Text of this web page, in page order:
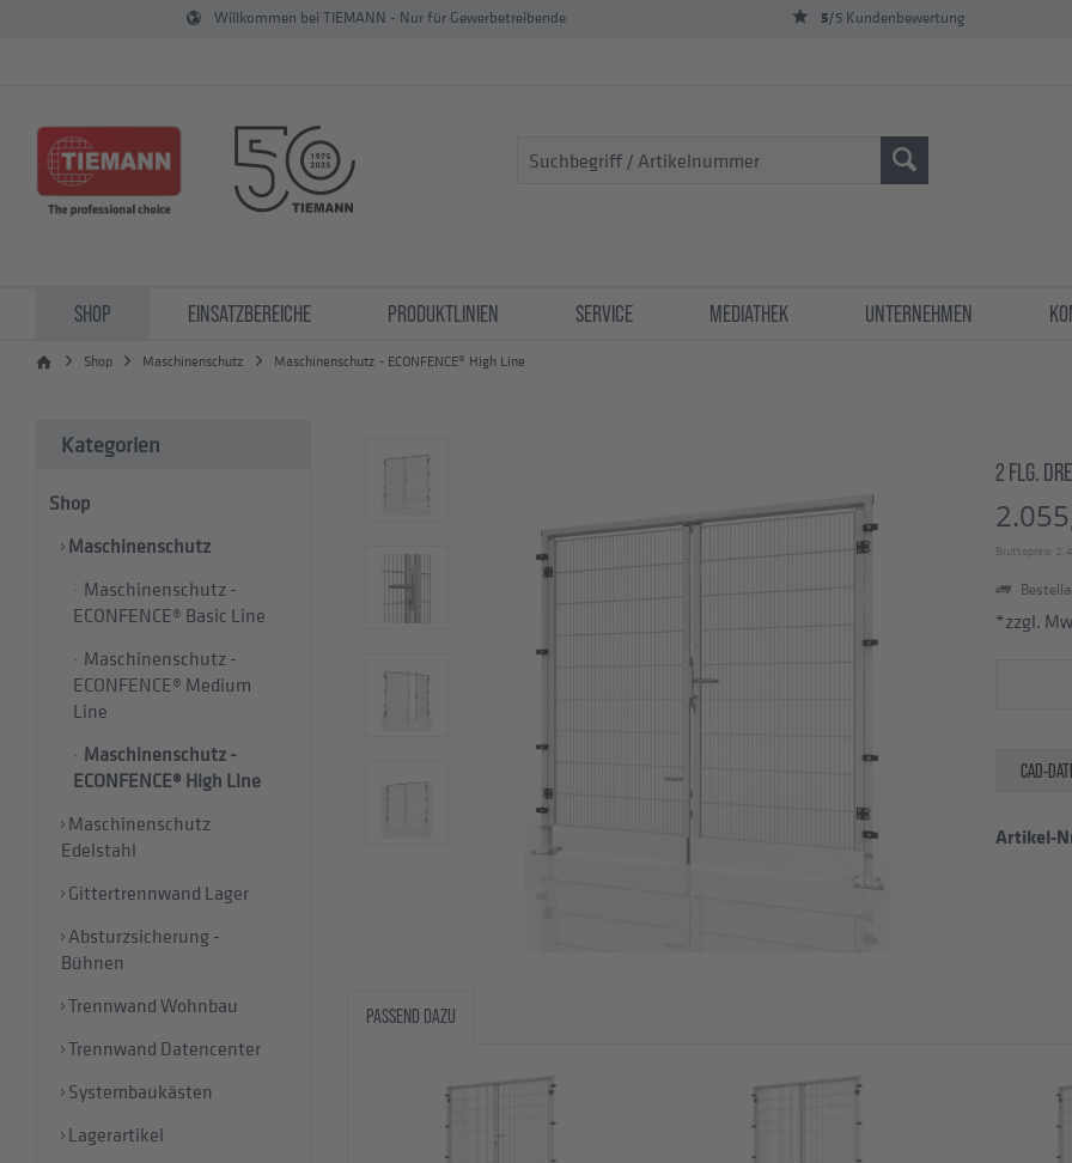
Willkommen bei TIEMANN - Nur für Gewerbetreibende 5/5 Kundenbewertung
SHOP EINSATZBEREICHE PRODUKTLINIEN SERVICE MEDIATHEK UNTERNEHMEN
Shop Maschinenschutz Maschinenschutz - ECONFENCE® High Line
Kategorien
Shop
Maschinenschutz
Maschinenschutz -
ECONFENCE® Basic Line
Maschinenschutz -
ECONFENCE® Medium
Line
Maschinenschutz -
ECONFENCE® High Line
Maschinenschutz
Edelstahl
Gittertrennwand Lager
Absturzsicherung -
Bühnen
Trennwand Wohnbau
Trennwand Datencenter
Systembaukästen
Lagerartikel
2 FLG.
Bruttopreis:
*zzgl.
CAD-
Artikel-
PASSEND DAZU